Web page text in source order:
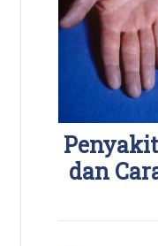
dan